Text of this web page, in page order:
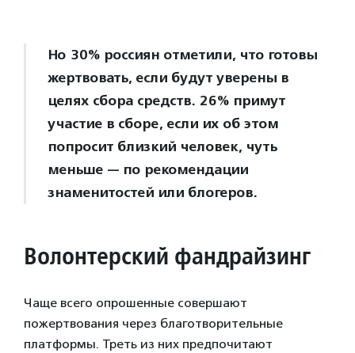
Но 30% россиян отметили, что готовы
жертвовать, если будут уверены в
целях сбора средств. 26% примут
участие в сборе, если их об этом
попросит близкий человек, чуть
меньше — по рекомендации
знаменитостей или блогеров.
Волонтерский фандрайзинг
Чаще всего опрошенные совершают
пожертвования через благотворительные
платформы. Треть из них предпочитают